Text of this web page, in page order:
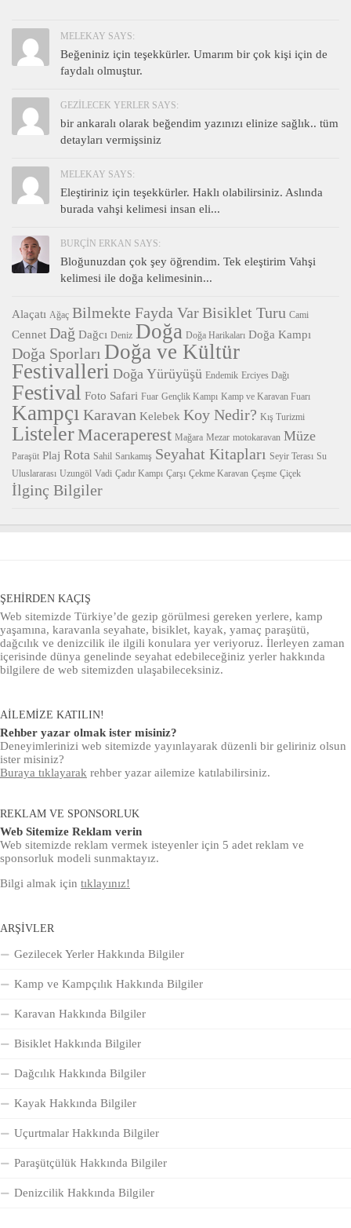
MELEKAY SAYS:
Beğeniniz için teşekkürler. Umarım bir çok kişi için de
faydalı olmuştur.
GEZILECEK YERLER SAYS:
bir ankaralı olarak beğendim yazınızı elinize sağlık.. tüm
detayları vermişsiniz
MELEKAY SAYS:
Eleştiriniz için teşekkürler. Haklı olabilirsiniz. Aslında
burada vahşi kelimesi insan eli...
BURÇIN ERKAN SAYS:
Bloğunuzdan çok şey öğrendim. Tek eleştirim Vahşi
kelimesi ile doğa kelimesinin...
Alaçatı Ağaç Bilmekte Fayda VarBisiklet Turu Cami
Cennet Dağ Dağcı Deniz Doğa Doğa Harikaları Doğa Kampı
Doğa Sporları Doğa ve Kültür
Festivalleri Doğa Yürüyüşü Endemik Erciyes Dağı
Festival Foto Safari Fuar Gençlik Kampı Kamp ve Karavan Fuarı
Kampçı Karavan Kelebek Koy Nedir? Kış Turizmi
ListelerMaceraperest Mağara Mezar motokaravan Müze
Paraşüt Plaj Rota Sahil Sarıkamış Seyahat Kitapları Seyir Terası Su
Uluslararası Uzungöl Vadi Çadır Kampı Çarşı Çekme Karavan Çeşme Çiçek
İlginç Bilgiler
ŞEHIRDEN KAÇIŞ
Web sitemizde Türkiye’de gezip görülmesi gereken yerlere, kamp
yaşamına, karavanla seyahate, bisiklet, kayak, yamaç paraşütü,
dağcılık ve denizcilik ile ilgili konulara yer veriyoruz. İlerleyen zaman
içerisinde dünya genelinde seyahat edebileceğiniz yerler hakkında
bilgilere de web sitemizden ulaşabileceksiniz.
AILEMIZE KATILIN!
Rehber yazar olmak ister misiniz?
Deneyimlerinizi web sitemizde yayınlayarak düzenli bir geliriniz olsun
ister misiniz?
Buraya tıklayarak rehber yazar ailemize katılabilirsiniz.
REKLAM VE SPONSORLUK
Web Sitemize Reklam verin
Web sitemizde reklam vermek isteyenler için 5 adet reklam ve
sponsorluk modeli sunmaktayız.
Bilgi almak için tıklayınız!
ARŞIVLER
Gezilecek Yerler Hakkında Bilgiler
Kamp ve Kampçılık Hakkında Bilgiler
Karavan Hakkında Bilgiler
Bisiklet Hakkında Bilgiler
Dağcılık Hakkında Bilgiler
Kayak Hakkında Bilgiler
Uçurtmalar Hakkında Bilgiler
Paraşütçülük Hakkında Bilgiler
Denizcilik Hakkında Bilgiler